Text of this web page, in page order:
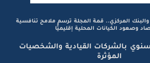
والبنك المركزي.. قمة المجلة ترسم ملامح تنافسية
وصعود الكيانات المحلية إقليميًّا
بالشركات القيادية والشخصيات
المؤثرة